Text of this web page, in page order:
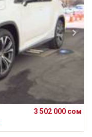
3 502 000 сом